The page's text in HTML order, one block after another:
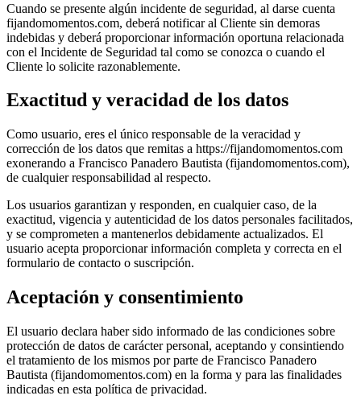
Cuando se presente algún incidente de seguridad, al darse cuenta
fijandomomentos.com, deberá notificar al Cliente sin demoras
indebidas y deberá proporcionar información oportuna relacionada
con el Incidente de Seguridad tal como se conozca o cuando el
Cliente lo solicite razonablemente.
Exactitud y veracidad de los datos
Como usuario, eres el único responsable de la veracidad y
corrección de los datos que remitas a https://fijandomomentos.com
exonerando a Francisco Panadero Bautista (fijandomomentos.com),
de cualquier responsabilidad al respecto.
Los usuarios garantizan y responden, en cualquier caso, de la
exactitud, vigencia y autenticidad de los datos personales facilitados,
y se comprometen a mantenerlos debidamente actualizados. El
usuario acepta proporcionar información completa y correcta en el
formulario de contacto o suscripción.
Aceptación y consentimiento
El usuario declara haber sido informado de las condiciones sobre
protección de datos de carácter personal, aceptando y consintiendo
el tratamiento de los mismos por parte de Francisco Panadero
Bautista (fijandomomentos.com) en la forma y para las finalidades
indicadas en esta política de privacidad.